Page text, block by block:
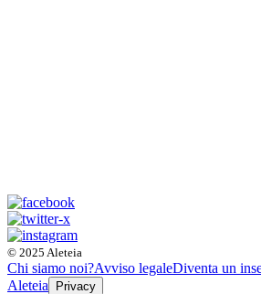
© 2025 Aleteia
Chi siamo noi?Avviso legaleDiventa un
Aleteia
Privacy